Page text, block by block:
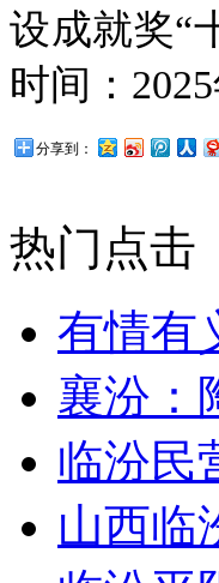
设成就奖
时间：
分享到：
热门点击
有情有
襄汾：
临汾民
山西临